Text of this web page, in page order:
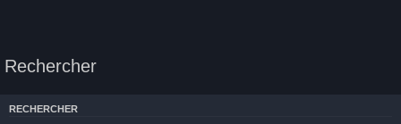
Rechercher
RECHERCHER